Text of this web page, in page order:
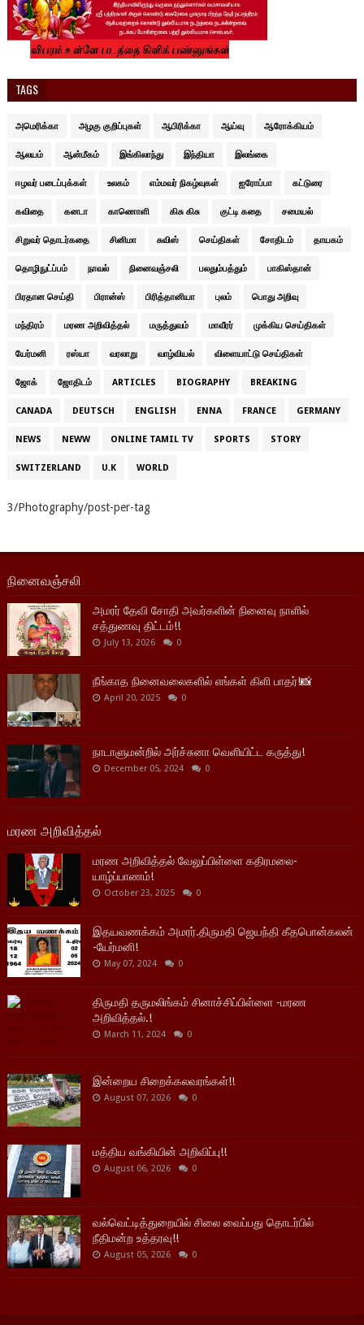
TAGS
அமெரிக்கா அழகு குறிப்புகள் ஆபிரிக்கா ஆய்வு ஆரோக்கியம்
ஆலயம் ஆன்மீகம் இங்கிலாந்து இந்தியா இலங்கை
ஈழவர் படைப்புக்கள் உலகம் எம்மவர் நிகழ்வுகள் ஐரோப்பா கட்டுரை
கவிதை கனடா காணொளி கிசு கிசு குட்டி கதை சமையல்
சிறுவர் தொடர்கதை சினிமா சுவிஸ் செய்திகள் சோதிடம் தாயகம்
தொழிநுட்ப்பம் நாவல் நினைவஞ்சலி பலதும்பத்தும் பாகிஸ்தான்
பிரதான செய்தி பிரான்ஸ் பிரித்தானியா புலம் பொது அறிவு
மந்திரம் மரண அறிவித்தல் மருத்துவம் மாவீரர் முக்கிய செய்திகள்
யேர்மனி ரஸ்யா வரலாறு வாழ்வியல் விளையாட்டு செய்திகள்
ஜோக் ஜோதிடம் ARTICLES BIOGRAPHY BREAKING
CANADA DEUTSCH ENGLISH ENNA FRANCE GERMANY
NEWS NEWW ONLINE TAMIL TV SPORTS STORY
SWITZERLAND U.K WORLD
3/Photography/post-per-tag
நினைவஞ்சலி
அமரர் தேவி சோதி அவர்களின் நினைவு நாளில்
சத்துணவு திட்டம்!!
July 13, 2026 0
நீங்காத நினைவலைகளில் எங்கள் கிளி பாதர்!📸
April 20, 2025 0
நாடாளுமன்றில் அர்ச்சுனா வெளியிட்ட கருத்து!
December 05, 2024 0
மரண அறிவித்தல்
மரண அறிவித்தல் வேலுப்பிள்ளை கதிரமலை-
யாழ்ப்பாணம்!
October 23, 2025 0
இதயவணக்கம் அமரர்.திருமதி ஜெயந்தி கீதபொன்கலன்
-யேர்மனி!
May 07, 2024 0
திருமதி தருமலிங்கம் சினாச்சிப்பிள்ளை -மரண
அறிவித்தல்.!
March 11, 2024 0
இன்றைய சிறைக்கலவரங்கள்!!
August 07, 2026 0
மத்திய வங்கியின் அறிவிப்பு!!
August 06, 2026 0
வல்வெட்டித்துறையில் சிலை வைப்பது தொடர்பில்
நீதிமன்ற உத்தரவு!!
August 05, 2026 0